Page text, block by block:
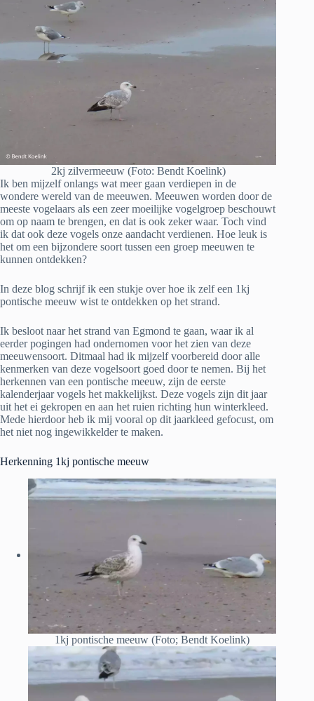
2kj zilvermeeuw (Foto: Bendt Koelink)
Ik ben mijzelf onlangs wat meer gaan verdiepen in de
wondere wereld van de meeuwen. Meeuwen worden door de
meeste vogelaars als een zeer moeilijke vogelgroep beschouwt
om op naam te brengen, en dat is ook zeker waar. Toch vind
ik dat ook deze vogels onze aandacht verdienen. Hoe leuk is
het om een bijzondere soort tussen een groep meeuwen te
kunnen ontdekken?
In deze blog schrijf ik een stukje over hoe ik zelf een 1kj
pontische meeuw wist te ontdekken op het strand.
Ik besloot naar het strand van Egmond te gaan, waar ik al
eerder pogingen had ondernomen voor het zien van deze
meeuwensoort. Ditmaal had ik mijzelf voorbereid door alle
kenmerken van deze vogelsoort goed door te nemen. Bij het
herkennen van een pontische meeuw, zijn de eerste
kalenderjaar vogels het makkelijkst. Deze vogels zijn dit jaar
uit het ei gekropen en aan het ruien richting hun winterkleed.
Mede hierdoor heb ik mij vooral op dit jaarkleed gefocust, om
het niet nog ingewikkelder te maken.
Herkenning 1kj pontische meeuw
1kj pontische meeuw (Foto; Bendt Koelink)